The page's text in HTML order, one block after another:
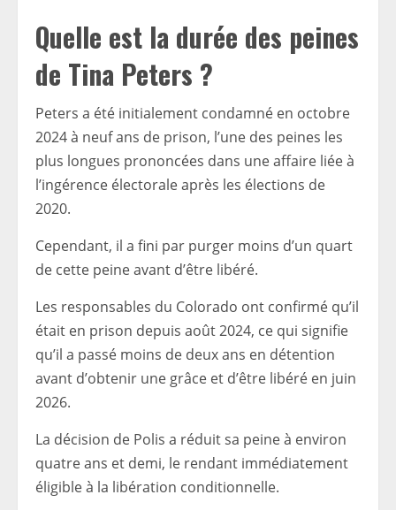
Quelle est la durée des peines
de Tina Peters ?
Peters a été initialement condamné en octobre
2024 à neuf ans de prison, l’une des peines les
plus longues prononcées dans une affaire liée à
l’ingérence électorale après les élections de
2020.
Cependant, il a fini par purger moins d’un quart
de cette peine avant d’être libéré.
Les responsables du Colorado ont confirmé qu’il
était en prison depuis août 2024, ce qui signifie
qu’il a passé moins de deux ans en détention
avant d’obtenir une grâce et d’être libéré en juin
2026.
La décision de Polis a réduit sa peine à environ
quatre ans et demi, le rendant immédiatement
éligible à la libération conditionnelle.